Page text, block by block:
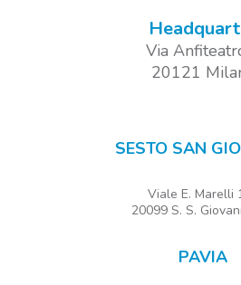
Via
20121
SESTO SAN
Viale E. Marelli
20099 S. S.
PAVIA